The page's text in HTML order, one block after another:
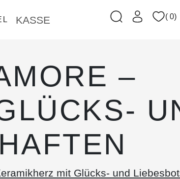
KASSE ( 0)
–
mit Glücks- und